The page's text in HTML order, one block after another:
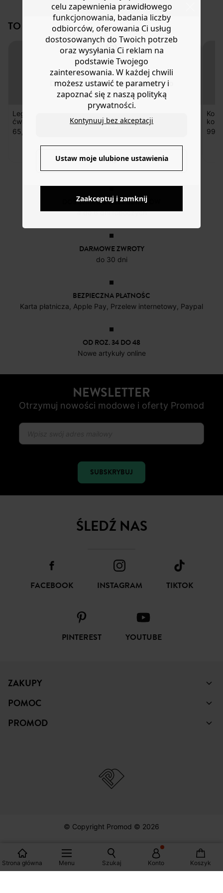
Do you want to be redirected to
www.promod.com ?
YES
NO
Strona główna Menu Szukaj Konto Koszyk
Pomoc
pestycydów, nawozów chemicznych i GMO.
TO NA PEWNO CI SIĘ SPODOBA!
Legginsy do
ćwiczeń
65,90 zł
sportowa
36,00 ZŁ
-20%
DOSTAWA DO PACZKOMATÓW
4 do 6 dni roboczych
DARMOWE ZWROTY
do 30 dni
BEZPIECZNA PŁATNOŚC
Karta płatnicza, Apple Pay, Przelew internetowy, Paypal
OD ROZ. 34 DO 48
Nowe artykuły online
NEWSLETTER
Otrzymuj nowości modowe i oferty Promod
SUBSKRYBUJ
ŚLEDŹ NAS
FACEBOOK INSTAGRAM TIKTOK
PINTEREST YOUTUBE
ZAKUPY
POMOC
PROMOD
© Copyright Promod © 2026
*Zobacz warunki klikając na link
celu zapewnienia prawidłowego
funkcjonowania, badania liczby
odbiorców, oferowania Ci usług
dostosowanych do Twoich potrzeb
oraz wysyłania Ci reklam na
podstawie Twojego
zainteresowania. W każdej chwili
możesz ustawić te parametry i
zapoznać się z naszą polityką
prywatności.
Kontynuuj bez akceptacji
Ustaw moje ulubione ustawienia
Zaakceptuj i zamknij